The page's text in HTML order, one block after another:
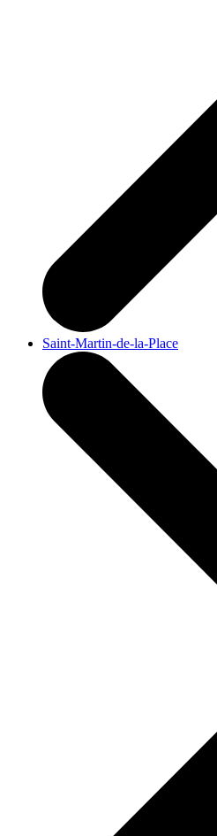
Saint-Martin-de-la-Place